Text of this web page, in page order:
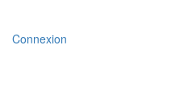
Connexion